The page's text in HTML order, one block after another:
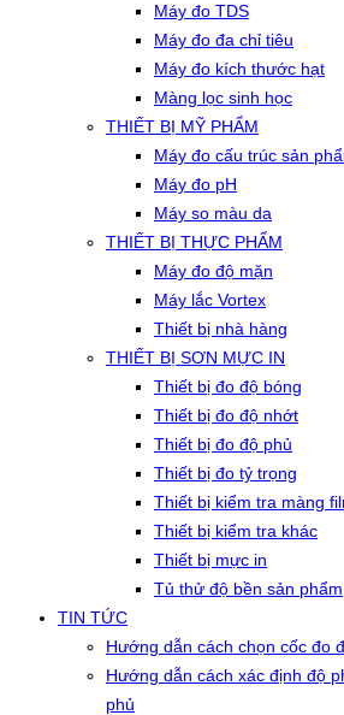
Máy đo TDS
Máy đo đa chỉ tiêu
Máy đo kích thước hạt
Màng lọc sinh học
THIẾT BỊ MỸ PHẨM
Máy đo cấu trúc sản
Máy đo pH
Máy so màu da
THIẾT BỊ THỰC PHẨM
Máy đo độ mặn
Máy lắc Vortex
Thiết bị nhà hàng
THIẾT BỊ SƠN MỰC IN
Thiết bị đo độ bóng
Thiết bị đo độ nhớt
Thiết bị đo độ phủ
Thiết bị đo tỷ trọng
Thiết bị kiểm tra màng
Thiết bị kiểm tra khác
Thiết bị mực in
Tủ thử độ bền sản phẩm
TIN TỨC
Hướng dẫn cách chọn cốc đo
Hướng dẫn cách xác định độ
phủ